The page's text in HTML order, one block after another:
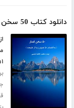
دانلود کتاب 50 سخن قصار
۵۱